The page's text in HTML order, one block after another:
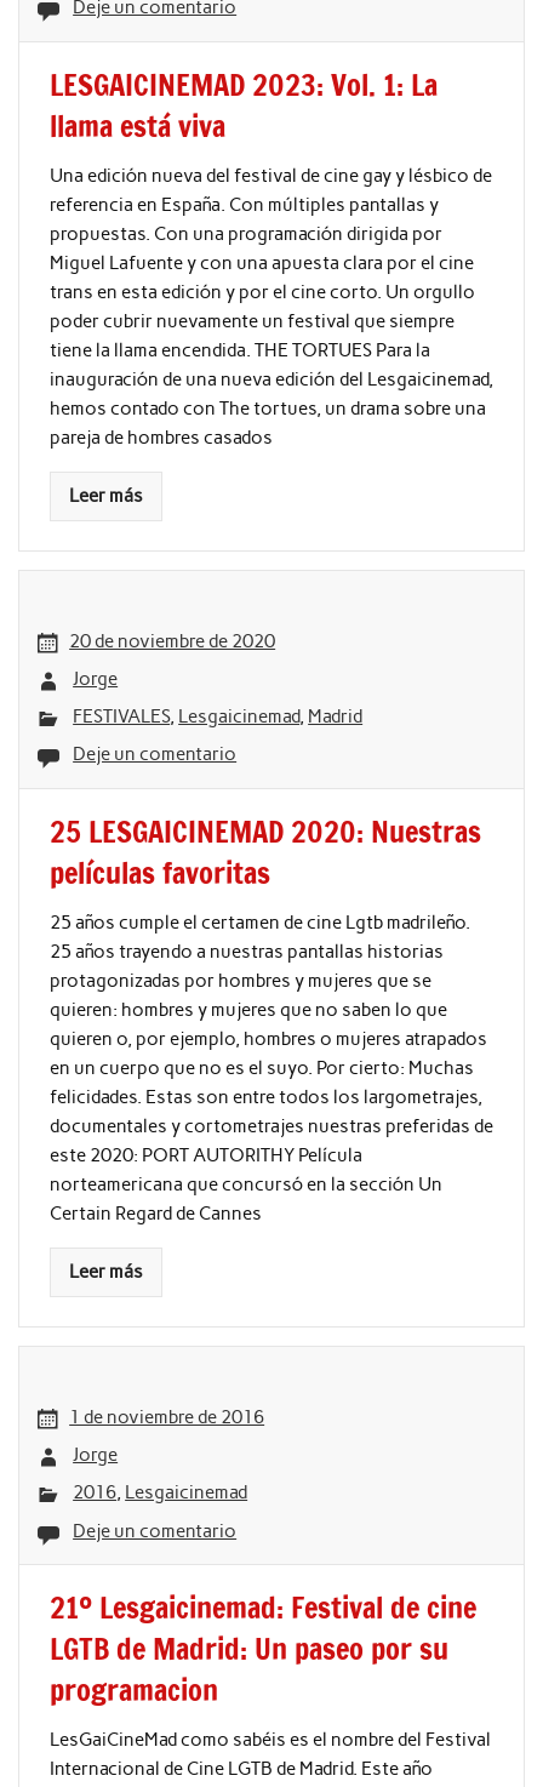
Deje un comentario
LESGAICINEMAD 2023: Vol. 1: La
llama está viva
Una edición nueva del festival de cine gay y lésbico de
referencia en España. Con múltiples pantallas y
propuestas. Con una programación dirigida por
Miguel Lafuente y con una apuesta clara por el cine
trans en esta edición y por el cine corto. Un orgullo
poder cubrir nuevamente un festival que siempre
tiene la llama encendida. THE TORTUES Para la
inauguración de una nueva edición del Lesgaicinemad,
hemos contado con The tortues, un drama sobre una
pareja de hombres casados
Leer más
20 de noviembre de 2020
Jorge
FESTIVALES, Lesgaicinemad, Madrid
Deje un comentario
25 LESGAICINEMAD 2020: Nuestras
películas favoritas
25 años cumple el certamen de cine Lgtb madrileño.
25 años trayendo a nuestras pantallas historias
protagonizadas por hombres y mujeres que se
quieren: hombres y mujeres que no saben lo que
quieren o, por ejemplo, hombres o mujeres atrapados
en un cuerpo que no es el suyo. Por cierto: Muchas
felicidades. Estas son entre todos los largometrajes,
documentales y cortometrajes nuestras preferidas de
este 2020: PORT AUTORITHY Película
norteamericana que concursó en la sección Un
Certain Regard de Cannes
Leer más
1 de noviembre de 2016
Jorge
2016, Lesgaicinemad
Deje un comentario
21º Lesgaicinemad: Festival de cine
LGTB de Madrid: Un paseo por su
programacion
LesGaiCineMad como sabéis es el nombre del Festival
Internacional de Cine LGTB de Madrid. Este año